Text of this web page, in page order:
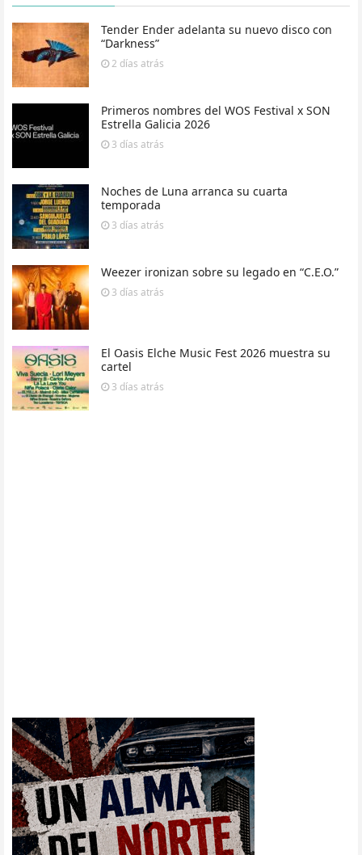
Tender Ender adelanta su nuevo disco con
“Darkness”
2 días atrás
Primeros nombres del WOS Festival x SON
Estrella Galicia 2026
3 días atrás
Noches de Luna arranca su cuarta
temporada
3 días atrás
Weezer ironizan sobre su legado en “C.E.O.”
3 días atrás
El Oasis Elche Music Fest 2026 muestra su
cartel
3 días atrás